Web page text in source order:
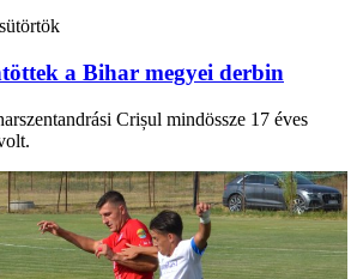
a Bihar megyei derbin
Crișul mindössze 17 éves